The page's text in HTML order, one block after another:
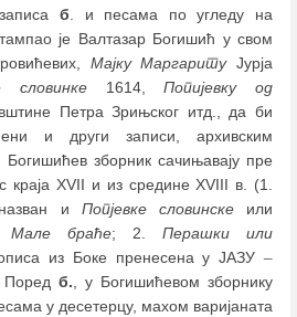
б . и песама по угледу на
је Валтазар Богишић у свом
Мајку МаргаритуЈурја
словинке 1614,Попијевку од
Петра Зрињског итд., да би
и други записи, архивским
зборник сачињавају пре
краја XVII и из средине XVIII в. (1.
и Попјевке словинскеили
Мале браће; 2. Перашки или
из Боке пренесена у ЈАЗУ –
б. , у Богишићевом зборнику
у десетерцу, махом варијаната